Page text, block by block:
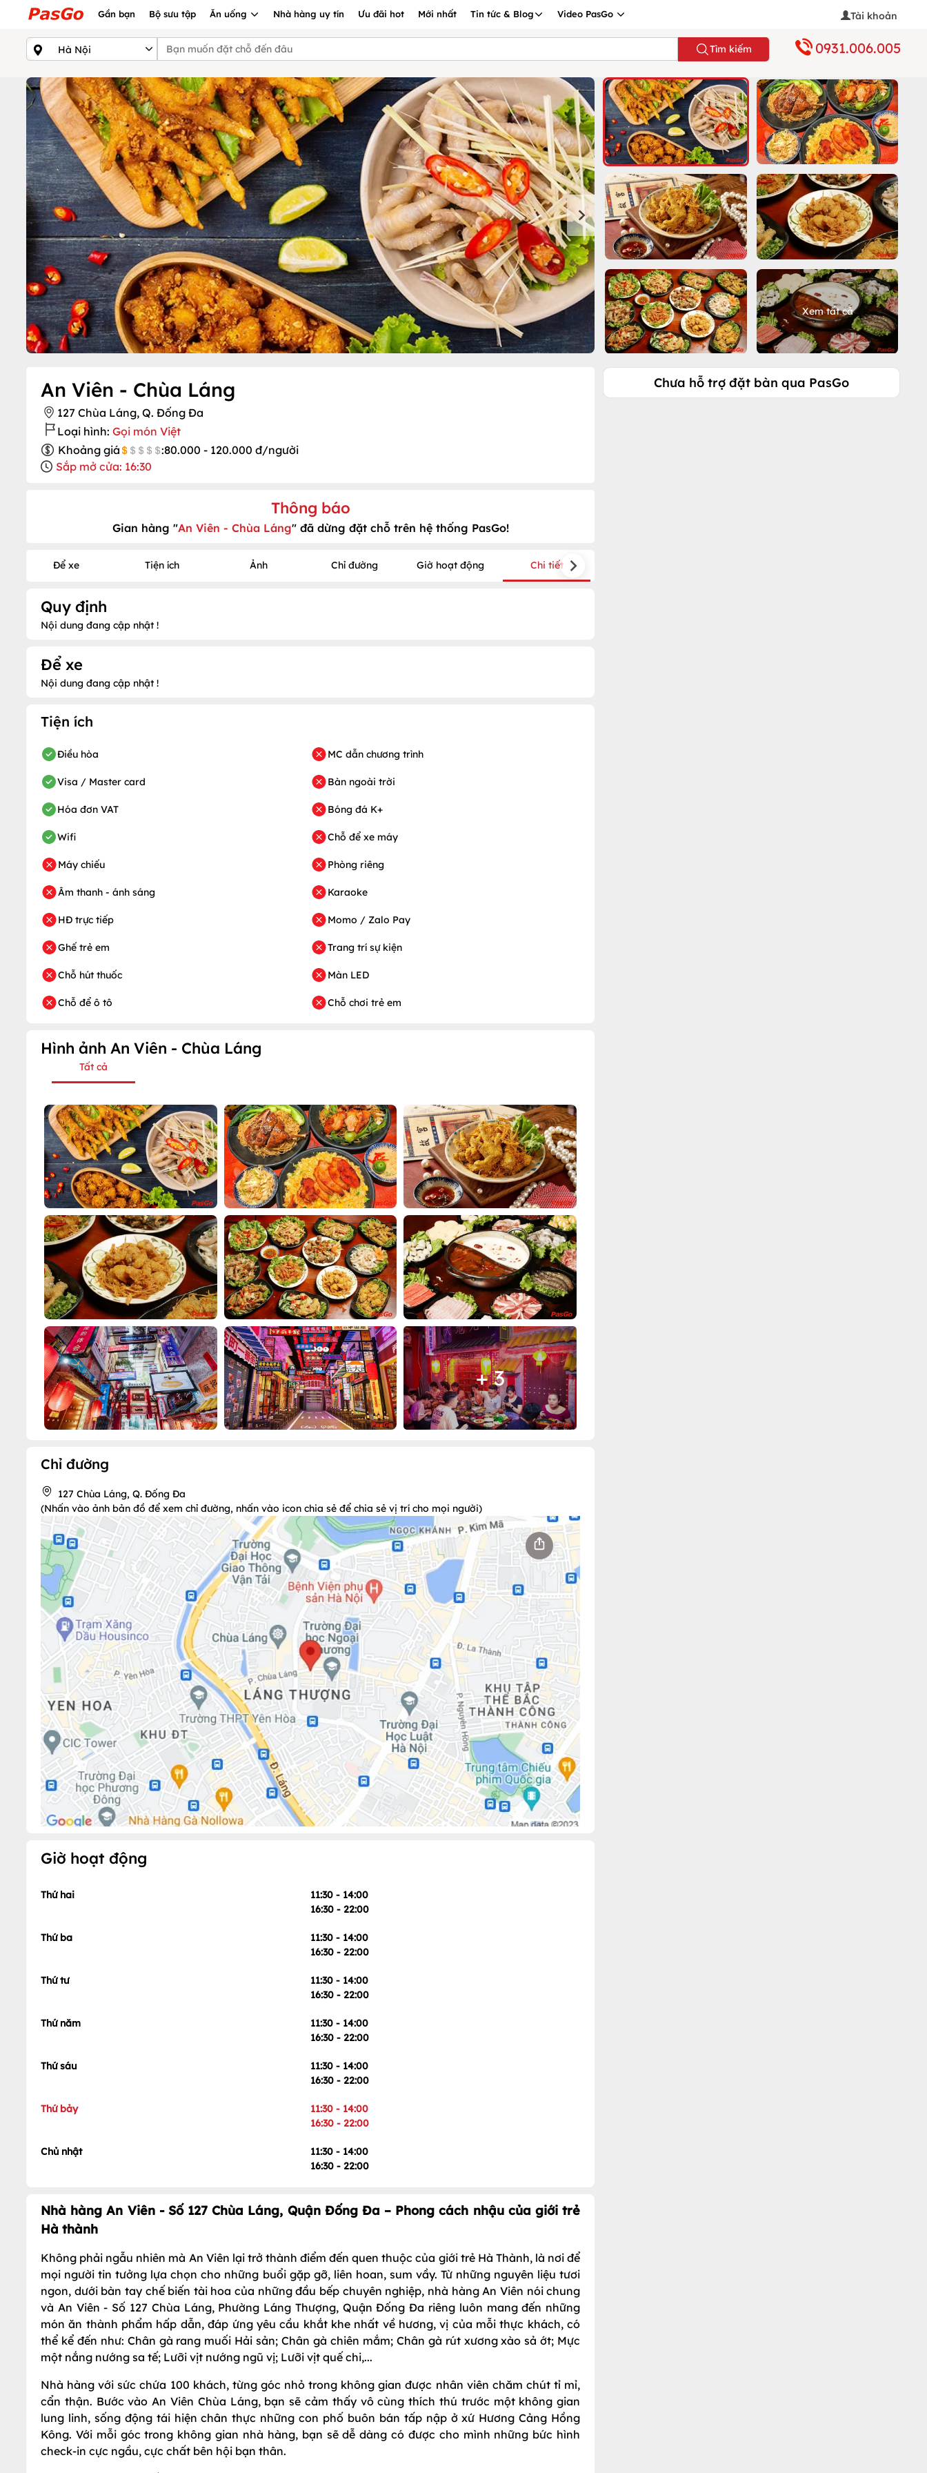
Gần bạn Bộ sưu tập Ăn uống Nhà hàng uy tín Ưu đãi hot Mới nhất Tin tức & Blog Video PasGo Tài khoản
Tìm kiếm 0931.006.005
Xem tất cả
An Viên - Chùa Láng
127 Chùa Láng, Q. Đống Đa
Loại hình: Gọi món Việt
Khoảng giá
:80.000 - 120.000 đ/người
Sắp mở cửa: 16:30
Thông báo
Gian hàng "An Viên - Chùa Láng" đã dừng đặt chỗ trên hệ thống PasGo!
Để xe Tiện ích Ảnh Chỉ đường Giờ hoạt động Chi tiết
Quy định
Nội dung đang cập nhật !
Để xe
Nội dung đang cập nhật !
Tiện ích
Điều hòa
Visa / Master card
Hóa đơn VAT
Wifi
Máy chiếu
Âm thanh - ánh sáng
HĐ trực tiếp
Ghế trẻ em
Chỗ hút thuốc
Chỗ để ô tô
MC dẫn chương trình
Bàn ngoài trời
Bóng đá K+
Chỗ để xe máy
Phòng riêng
Karaoke
Momo / Zalo Pay
Trang trí sự kiện
Màn LED
Chỗ chơi trẻ em
Hình ảnh An Viên - Chùa Láng
Tất cả
+ 3
Chỉ đường
127 Chùa Láng, Q. Đống Đa
(Nhấn vào ảnh bản đồ để xem chỉ đường, nhấn vào icon chia sẻ để chia sẻ vị trí cho mọi người)
Giờ hoạt động
Thứ hai
11:30 - 14:00
16:30 - 22:00
Thứ ba
11:30 - 14:00
16:30 - 22:00
Thứ tư
11:30 - 14:00
16:30 - 22:00
Thứ năm
11:30 - 14:00
16:30 - 22:00
Thứ sáu
11:30 - 14:00
16:30 - 22:00
Thứ bảy
11:30 - 14:00
16:30 - 22:00
Chủ nhật
11:30 - 14:00
16:30 - 22:00
Nhà hàng An Viên - Số 127 Chùa Láng, Quận Đống Đa – Phong cách nhậu của giới trẻ
Hà thành
Không phải ngẫu nhiên mà An Viên lại trở thành điểm đến quen thuộc của giới trẻ Hà Thành, là nơi để
mọi người tin tưởng lựa chọn cho những buổi gặp gỡ, liên hoan, sum vầy. Từ những nguyên liệu tươi
ngon, dưới bàn tay chế biến tài hoa của những đầu bếp chuyên nghiệp, nhà hàng An Viên nói chung
và An Viên - Số 127 Chùa Láng, Phường Láng Thượng, Quận Đống Đa riêng luôn mang đến những
món ăn thành phẩm hấp dẫn, đáp ứng yêu cầu khắt khe nhất về hương, vị của mỗi thực khách, có
thể kể đến như: Chân gà rang muối Hải sản; Chân gà chiên mắm; Chân gà rút xương xào sả ớt; Mực
một nắng nướng sa tế; Lưỡi vịt nướng ngũ vị; Lưỡi vịt quế chi,...
Nhà hàng với sức chứa 100 khách, từng góc nhỏ trong không gian được nhân viên chăm chút tỉ mỉ,
cẩn thận. Bước vào An Viên Chùa Láng, bạn sẽ cảm thấy vô cùng thích thú trước một không gian
lung linh, sống động tái hiện chân thực những con phố buôn bán tấp nập ở xứ Hương Cảng Hồng
Kông. Với mỗi góc trong không gian nhà hàng, bạn sẽ dễ dàng có được cho mình những bức hình
check-in cực ngầu, cực chất bên hội bạn thân.
Chưa hỗ trợ đặt bàn qua PasGo